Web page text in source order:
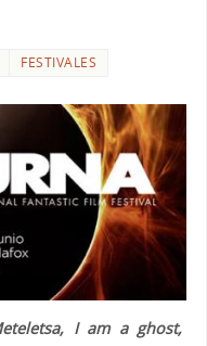
FESTIVALES
I am a ghost,